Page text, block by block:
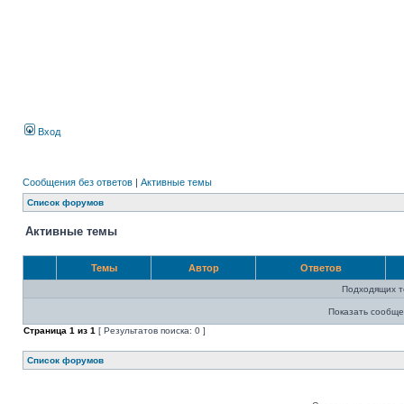
Вход
Сообщения без ответов | Активные темы
Список форумов
Активные темы
Темы Автор Ответов
Подходящих
Показать
Страница 1 из 1 [ Результатов поиска: 0 ]
Список форумов